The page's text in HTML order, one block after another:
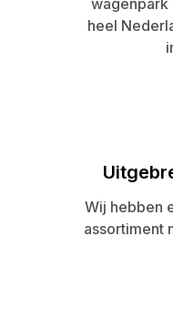
wagenpark
heel
Wij hebben
assortiment